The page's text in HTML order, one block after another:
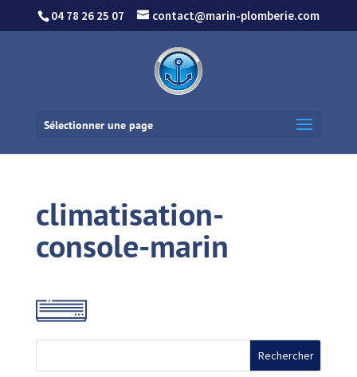
04 78 26 25 07 contact@marin-plomberie.com
Sélectionner une page
climatisation-
console-marin